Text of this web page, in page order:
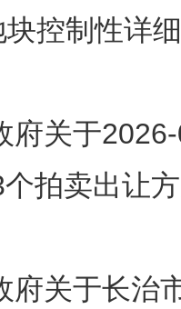
控制性详
府关于
拍卖出让
府关于长治